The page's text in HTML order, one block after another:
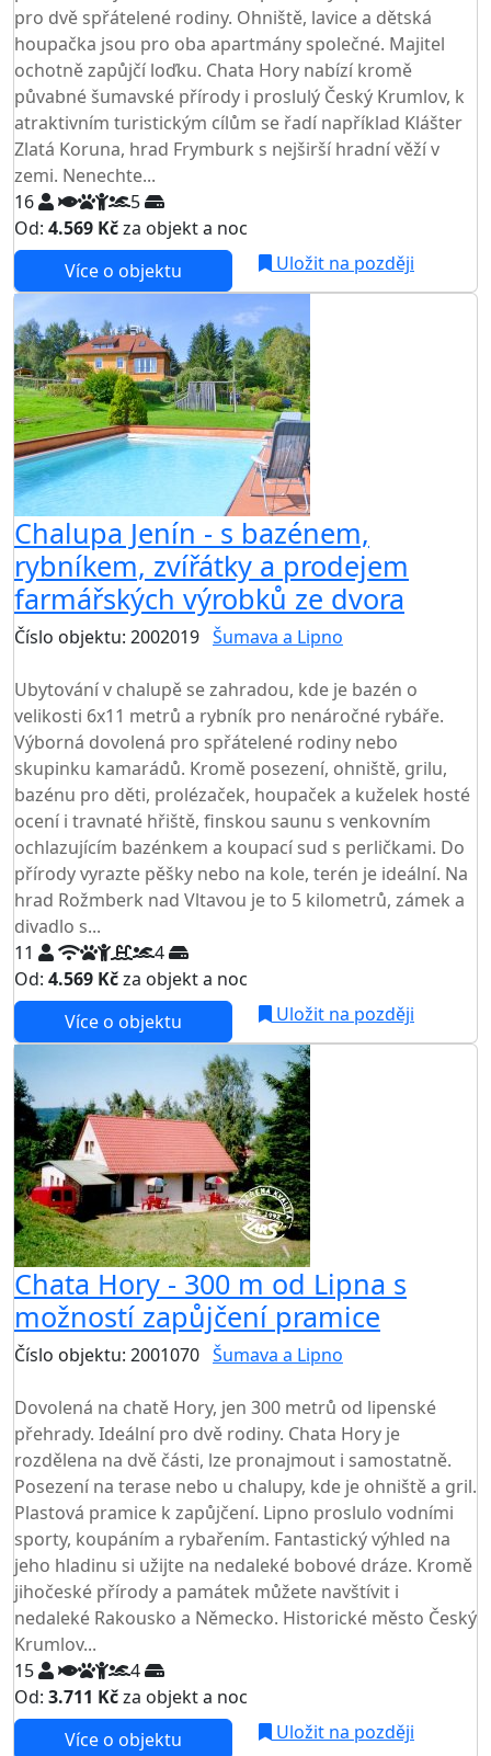
pro dvě spřátelené rodiny. Ohniště, lavice a dětská
houpačka jsou pro oba apartmány společné. Majitel
ochotně zapůjčí loďku. Chata Hory nabízí kromě
půvabné šumavské přírody i proslulý Český Krumlov, k
atraktivním turistickým cílům se řadí například Klášter
Zlatá Koruna, hrad Frymburk s nejširší hradní věží v
zemi. Nenechte...
16
5
Od: 4.569 Kčza objekt a noc
Více o objektu
Uložit na později
Chalupa Jenín - s bazénem,
rybníkem, zvířátky a prodejem
farmářských výrobků ze dvora
Číslo objektu: 2002019 Šumava a Lipno
Ubytování v chalupě se zahradou, kde je bazén o
velikosti 6x11 metrů a rybník pro nenáročné rybáře.
Výborná dovolená pro spřátelené rodiny nebo
skupinku kamarádů. Kromě posezení, ohniště, grilu,
bazénu pro děti, prolézaček, houpaček a kuželek hosté
ocení i travnaté hřiště, finskou saunu s venkovním
ochlazujícím bazénkem a koupací sud s perličkami. Do
přírody vyrazte pěšky nebo na kole, terén je ideální. Na
hrad Rožmberk nad Vltavou je to 5 kilometrů, zámek a
divadlo s...
11
4
Od: 4.569 Kčza objekt a noc
Více o objektu
Uložit na později
Chata Hory - 300 m od Lipna s
možností zapůjčení pramice
Číslo objektu: 2001070 Šumava a Lipno
Dovolená na chatě Hory, jen 300 metrů od lipenské
přehrady. Ideální pro dvě rodiny. Chata Hory je
rozdělena na dvě části, lze pronajmout i samostatně.
Posezení na terase nebo u chalupy, kde je ohniště a gril.
Plastová pramice k zapůjčení. Lipno proslulo vodními
sporty, koupáním a rybařením. Fantastický výhled na
jeho hladinu si užijte na nedaleké bobové dráze. Kromě
jihočeské přírody a památek můžete navštívit i
nedaleké Rakousko a Německo. Historické město Český
Krumlov...
15
4
Od: 3.711 Kčza objekt a noc
Více o objektu
Uložit na později